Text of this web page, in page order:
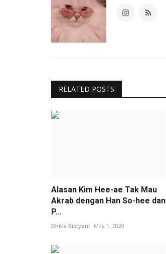
RELATED POSTS
Alasan Kim Hee-ae Tak Mau
Akrab dengan Han So-hee dan
P...
Dhika Ristyani May 1, 2020